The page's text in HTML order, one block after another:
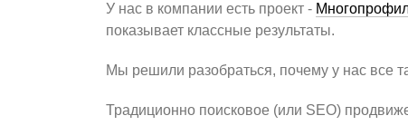
У нас в компании есть проект -
показывает классные результаты.
Мы решили разобраться, почему у нас все
Традиционно поисковое (или SEO)